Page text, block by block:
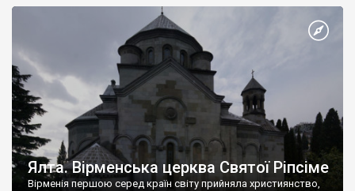
Херсонесі Володимир-язичник, став Василем-християнином.
А потім було Хрещення Русі. На честь Херсонесу Таврійського
Ялта. Вірменська церква Святої Ріпсіме
Вірменія першою серед країн світу прийняла християнство,